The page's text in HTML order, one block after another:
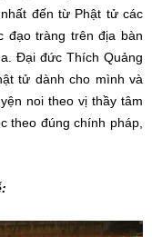
đến từ Phật tử các
đạo tràng trên địa bàn
Đại đức Thích Quảng
tử dành cho mình và
noi theo vị thầy tâm
theo đúng chính pháp,